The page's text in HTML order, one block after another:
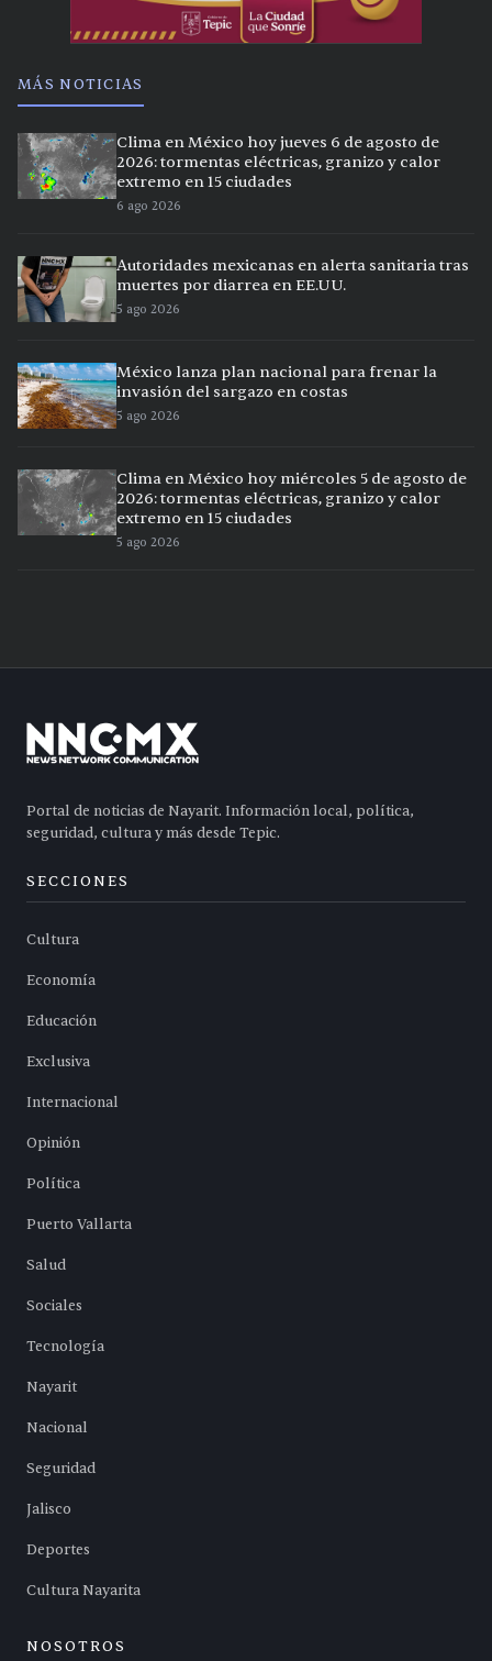
MÁS NOTICIAS
Clima en México hoy jueves 6 de agosto de
2026: tormentas eléctricas, granizo y calor
extremo en 15 ciudades
6 ago 2026
Autoridades mexicanas en alerta sanitaria tras
muertes por diarrea en EE.UU.
5 ago 2026
México lanza plan nacional para frenar la
invasión del sargazo en costas
5 ago 2026
Clima en México hoy miércoles 5 de agosto de
2026: tormentas eléctricas, granizo y calor
extremo en 15 ciudades
5 ago 2026
Portal de noticias de Nayarit. Información local, política,
seguridad, cultura y más desde Tepic.
SECCIONES
Cultura
Economía
Educación
Exclusiva
Internacional
Opinión
Política
Puerto Vallarta
Salud
Sociales
Tecnología
Nayarit
Nacional
Seguridad
Jalisco
Deportes
Cultura Nayarita
NOSOTROS